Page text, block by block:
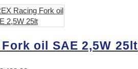
oil SAE 2,5W 25lt